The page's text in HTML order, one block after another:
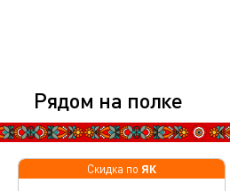
Рядом на полке
Скидка по ЯК